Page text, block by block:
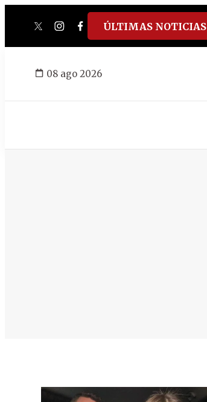
twitterinstagram
facebook
tiktokyoutube
spotify
ÚLTIMAS NOTICIAS
08 ago 2026